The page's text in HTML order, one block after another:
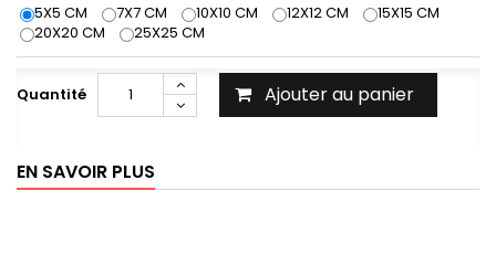
5X5 CM
7X7 CM 10X10 CM 12X12 CM
15X15 CM
20X20 CM
25X25 CM
Quantité Ajouter au panier
EN SAVOIR PLUS